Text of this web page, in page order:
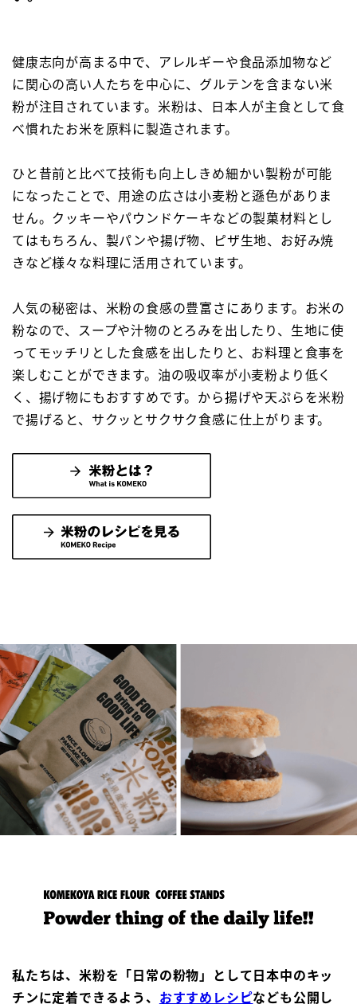
健康志向が高まる中で、アレルギーや食品添加物など
に関心の高い人たちを中心に、グルテンを含まない米
粉が注目されています。米粉は、日本人が主食として食
べ慣れたお米を原料に製造されます。
ひと昔前と比べて技術も向上しきめ細かい製粉が可能
になったことで、用途の広さは小麦粉と遜色がありま
せん。クッキーやパウンドケーキなどの製菓材料とし
てはもちろん、製パンや揚げ物、ピザ生地、お好み焼
きなど様々な料理に活用されています。
人気の秘密は、米粉の食感の豊富さにあります。お米の
粉なので、スープや汁物のとろみを出したり、生地に使
ってモッチリとした食感を出したりと、お料理と食事を
楽しむことができます。油の吸収率が小麦粉より低く
く、揚げ物にもおすすめです。から揚げや天ぷらを米粉
で揚げると、サクッとサクサク食感に仕上がります。
私たちは、米粉を「日常の粉物」として日本中のキッ
チンに定着できるよう、 おすすめレシピなども公開し